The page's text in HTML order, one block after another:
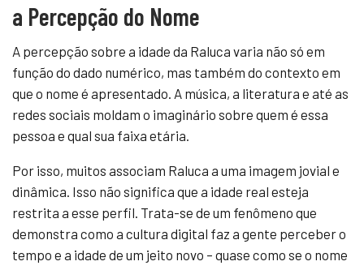
a Percepção do Nome
A percepção sobre a idade da Raluca varia não só em
função do dado numérico, mas também do contexto em
que o nome é apresentado. A música, a literatura e até as
redes sociais moldam o imaginário sobre quem é essa
pessoa e qual sua faixa etária.
Por isso, muitos associam Raluca a uma imagem jovial e
dinâmica. Isso não significa que a idade real esteja
restrita a esse perfil. Trata-se de um fenômeno que
demonstra como a cultura digital faz a gente perceber o
tempo e a idade de um jeito novo – quase como se o nome